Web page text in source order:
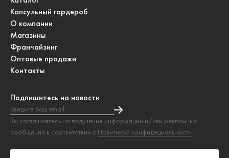
Капсульный гардероб
О компании
Магазины
Франчайзинг
Оптовые продажи
Контакты
Подпишитесь на новости
Введите Ваш email
Вы соглашаетесь на получение информации и/или рекламных
сообщений в соответствии с Политикой конфидециальности
Подписка на новости прошла успешно!